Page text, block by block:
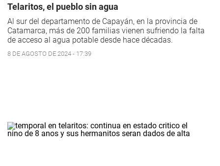
Telaritos, el pueblo sin agua
Al sur del departamento de Capayán, en la provincia de
Catamarca, más de 200 familias vienen sufriendo la falta
de acceso al agua potable desde hace décadas.
8 DE AGOSTO DE 2024 - 17:39